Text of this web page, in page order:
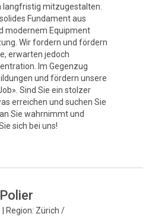
mitzugestalten.
Fundament aus
modernem Equipment
Wir fordern und fördern
erwarten jedoch
Im Gegenzug
und fördern unsere
Sind Sie ein stolzer
erreichen und suchen Sie
Sie wahrnimmt und
sich bei uns!
| Region: Zürich /